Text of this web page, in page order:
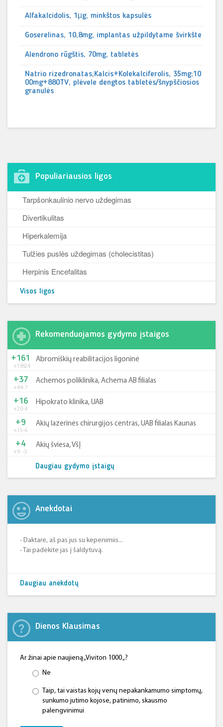
Alfakalcidolis, 1µg, minkštos kapsulės
Goserelinas, 10,8mg, implantas užpildytame švirkšte
Alendrono rūgštis, 70mg, tabletės
Natrio rizedronatas;Kalcis+Kolekalciferolis, 35mg;10
00mg+880TV, plėvele dengtos tabletės/šnypščiosios
granulės
Populiariausios ligos
Tarpšonkaulinio nervo uždegimas
Divertikulitas
Hiperkalemija
Tulžies puslės uždegimas (cholecistitas)
Herpinis Encefalitas
Visos ligos
Rekomenduojamos gydymo įstaigos
+185-24
+161 Abromiškių reabilitacijos ligoninė
+44-7
+37 Achemos poliklinika, Achema AB filialas
+20-4
+16 Hipokrato klinika, UAB
+15-6
+9 Akių lazerinės chirurgijos centras, UAB filialas Kaunas
+9 -5
+4 Akių šviesa, VšĮ
Daugiau gydymo įstaigų
Anekdotai
- Daktare, aš pas jus su kepenimiis...
- Tai padėkite jas į šaldytuvą.
Daugiau anekdotų
Dienos Klausimas
Ar žinai apie naujieną „Viviton 1000 „?
Ne
Taip, tai vaistas kojų venų nepakankamumo simptomų,
sunkumo jutimo kojose, patinimo, skausmo
palengvinimui